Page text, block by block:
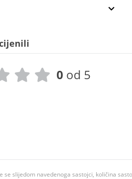
0 od 5
slijedom navedenoga sastojci, količina